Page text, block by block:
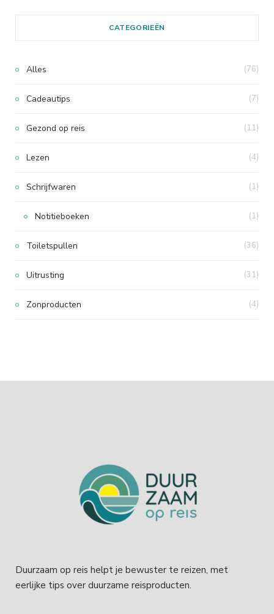
CATEGORIEËN
Alles (76)
Cadeautips (7)
Gezond op reis (11)
Lezen (4)
Schrijfwaren (1)
Notitieboeken (1)
Toiletspullen (36)
Uitrusting (31)
Zonproducten (4)
Duurzaam op reis helpt je bewuster te reizen, met
eerlijke tips over duurzame reisproducten.